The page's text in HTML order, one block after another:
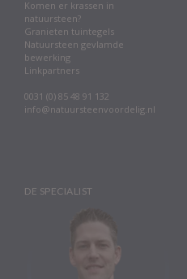
Komen er krassen in
natuursteen?
Granieten tuintegels
Natuursteen gevlamde
bewerking
Linkpartners
0031 (0) 85 48 91 132
info@natuursteenvoordelig.nl
DE SPECIALIST